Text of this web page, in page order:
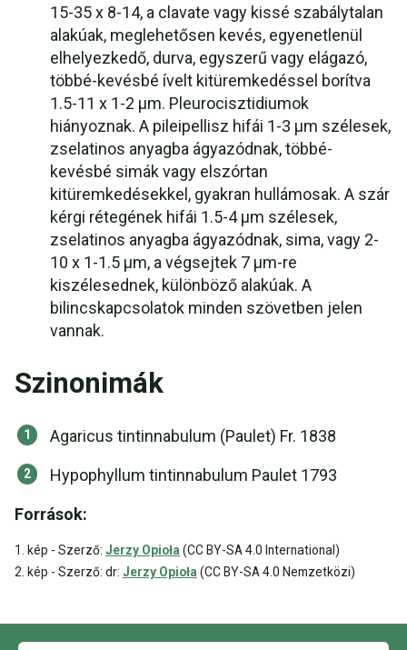
15-35 x 8-14, a clavate vagy kissé szabálytalan
alakúak, meglehetősen kevés, egyenetlenül
elhelyezkedő, durva, egyszerű vagy elágazó,
többé-kevésbé ívelt kitüremkedéssel borítva
1.5-11 x 1-2 µm. Pleurocisztidiumok
hiányoznak. A pileipellisz hifái 1-3 µm szélesek,
zselatinos anyagba ágyazódnak, többé-
kevésbé simák vagy elszórtan
kitüremkedésekkel, gyakran hullámosak. A szár
kérgi rétegének hifái 1.5-4 µm szélesek,
zselatinos anyagba ágyazódnak, sima, vagy 2-
10 x 1-1.5 µm, a végsejtek 7 µm-re
kiszélesednek, különböző alakúak. A
bilincskapcsolatok minden szövetben jelen
vannak.
Szinonimák
Agaricus tintinnabulum (Paulet) Fr. 1838
Hypophyllum tintinnabulum Paulet 1793
Források:
1. kép - Szerző: Jerzy Opioła (CC BY-SA 4.0 International)
2. kép - Szerző: dr: Jerzy Opioła (CC BY-SA 4.0 Nemzetközi)